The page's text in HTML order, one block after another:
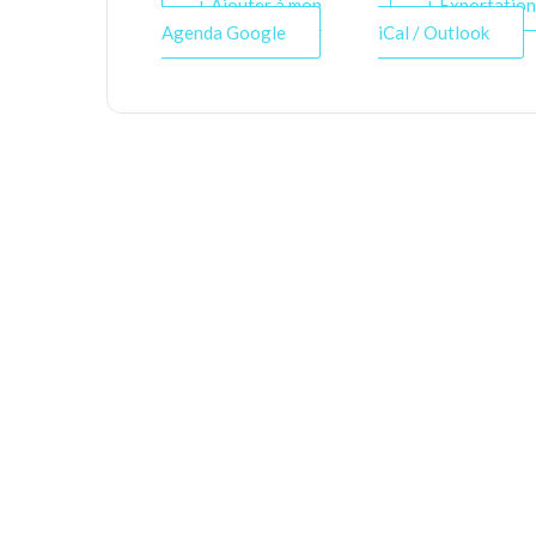
+ Ajouter à mon
Agenda Google
+ Exportation
iCal / Outlook